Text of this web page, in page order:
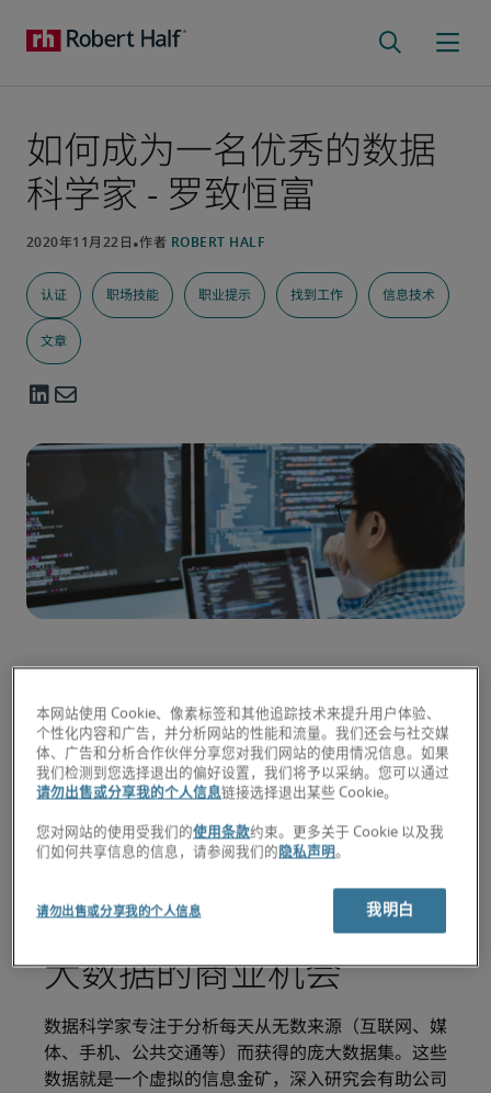
如何成为一名优秀的数据
科学家 - 罗致恒富
认证 职场技能 职业提示 找到工作 信息技术
文章
数据战略，中国有望在明年成为全球最大的数据来
源。虽然各家公司和企业的数据部门已经预见到对专
业数据人才的大量需求，但是能够胜任这些职位的专
业数据科学家却很少。
在这个高速发展的行业中，需求量最大和最令人兴奋
专家，既具有解决复杂问题的技术技能，又拥有好奇
心去探索解决这些问题的新方法。
大数据的商业机会
数据科学家专注于分析每天从无数来源（互联网、媒
体、手机、公共交通等）而获得的庞大数据集。这些
数据就是一个虚拟的信息金矿，深入研究会有助公司
本网站使用 Cookie、像素标签和其他追踪技术来提升用户体验、
个性化内容和广告，并分析网站的性能和流量。我们还会与社交媒
体、广告和分析合作伙伴分享您对我们网站的使用情况信息。如果
我们检测到您选择退出的偏好设置，我们将予以采纳。您可以通过
请勿出售或分享我的个人信息链接选择退出某些 Cookie。
您对网站的使用受我们的使用条款约束。更多关于 Cookie 以及我
们如何共享信息的信息，请参阅我们的 隐私声明。
请勿出售或分享我的个人信息 我明白